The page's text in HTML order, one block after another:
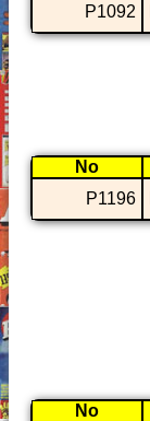
P1092
No
P1196
No